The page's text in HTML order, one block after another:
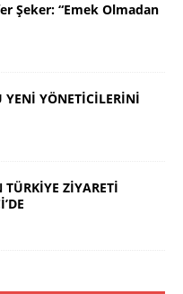
Şeker: “Emek Olmadan
YENİ YÖNETİCİLERİNİ
ZİYARETİ